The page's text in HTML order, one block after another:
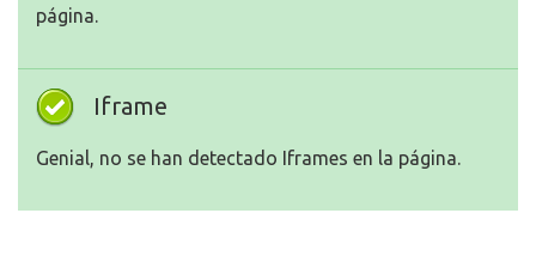
página.
Iframe
Genial, no se han detectado Iframes en la página.